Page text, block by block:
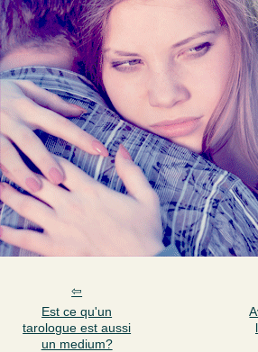
Est ce qu'un
tarologue est aussi
un medium?